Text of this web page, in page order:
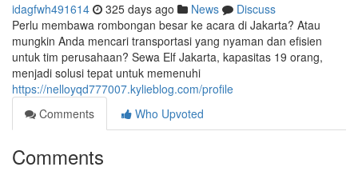
idagfwh491614 325 days ago News
Discuss
Perlu membawa rombongan besar ke acara di Jakarta? Atau
mungkin Anda mencari transportasi yang nyaman dan efisien
untuk tim perusahaan? Sewa Elf Jakarta, kapasitas 19 orang,
menjadi solusi tepat untuk memenuhi
https://nelloyqd777007.kylieblog.com/profile
Comments
Who Upvoted
Comments